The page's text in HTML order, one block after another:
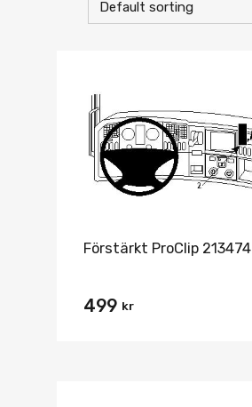
Förstärkt ProClip 213474
499 kr